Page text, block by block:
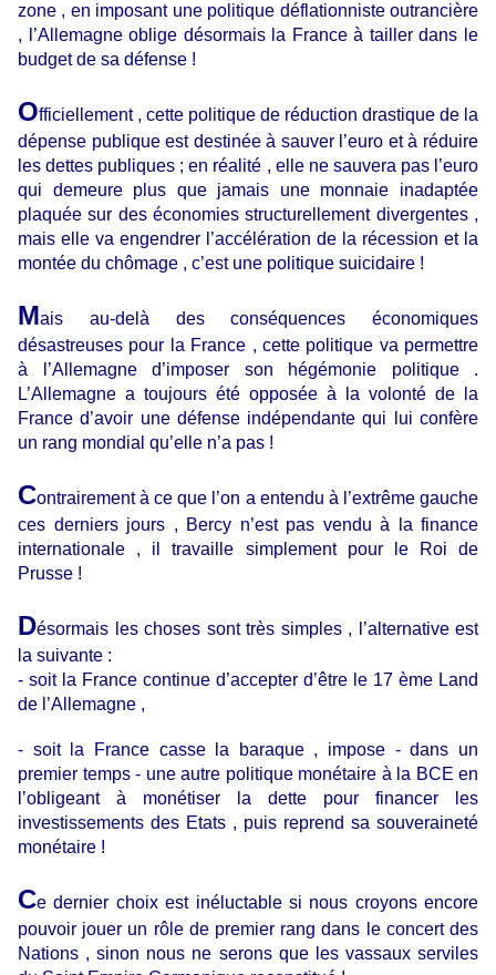
zone , en imposant une politique déflationniste outrancière
, l’Allemagne oblige désormais la France à tailler dans le
budget de sa défense !
Officiellement , cette politique de réduction drastique de la
dépense publique est destinée à sauver l’euro et à réduire
les dettes publiques ; en réalité , elle ne sauvera pas l’euro
qui demeure plus que jamais une monnaie inadaptée
plaquée sur des économies structurellement divergentes ,
mais elle va engendrer l’accélération de la récession et la
montée du chômage , c’est une politique suicidaire !
Mais au-delà des conséquences économiques
désastreuses pour la France , cette politique va permettre
à l’Allemagne d’imposer son hégémonie politique .
L’Allemagne a toujours été opposée à la volonté de la
France d’avoir une défense indépendante qui lui confère
un rang mondial qu’elle n’a pas !
Contrairement à ce que l’on a entendu à l’extrême gauche
ces derniers jours , Bercy n’est pas vendu à la finance
internationale , il travaille simplement pour le Roi de
Prusse !
Désormais les choses sont très simples , l’alternative est
la suivante :
- soit la France continue d’accepter d’être le 17 ème Land
de l’Allemagne ,
- soit la France casse la baraque , impose - dans un
premier temps - une autre politique monétaire à la BCE en
l’obligeant à monétiser la dette pour financer les
investissements des Etats , puis reprend sa souveraineté
monétaire !
Ce dernier choix est inéluctable si nous croyons encore
pouvoir jouer un rôle de premier rang dans le concert des
Nations , sinon nous ne serons que les vassaux serviles